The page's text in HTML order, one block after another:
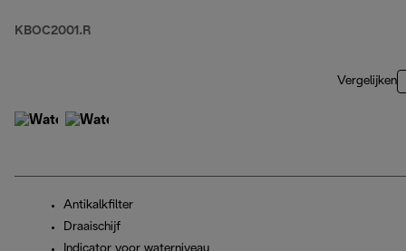
KBOC2001.R
Vergelijken
Antikalkfilter
Draaischijf